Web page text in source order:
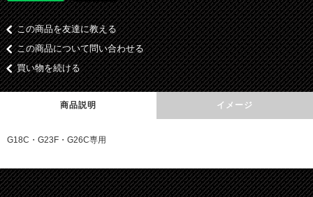
この商品を友達に教える
この商品について問い合わせる
買い物を続ける
商品説明 イメージ
G18C・G23F・G26C専用